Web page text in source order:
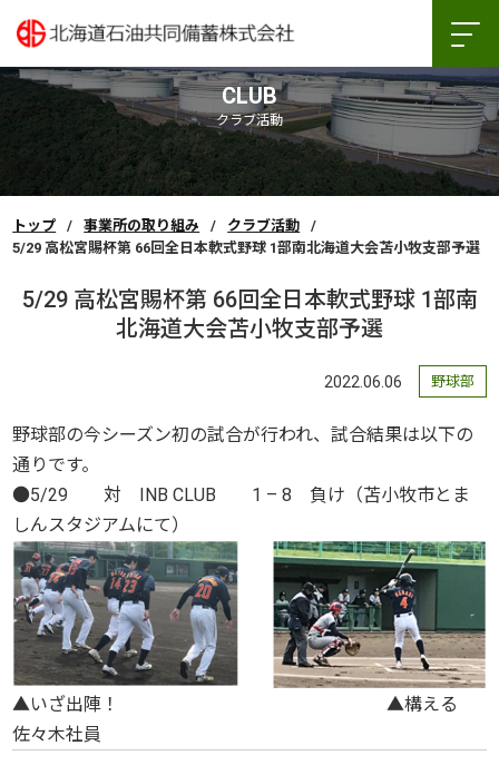
CLUB
クラブ活動
トップ 事業所の取り組み
クラブ活動
5/29 高松宮賜杯第 66回全日本軟式野球 1部南北海道大会苫小牧支部予選
5/29 高松宮賜杯第 66回全日本軟式野球 1部南
北海道大会苫小牧支部予選
2022.06.06 野球部
野球部の今シーズン初の試合が行われ、試合結果は以下の
通りです。
●5/29 対 INB CLUB 1 – 8 負け（苫小牧市とま
しんスタジアムにて）
▲いざ出陣！ ▲構える
佐々木社員